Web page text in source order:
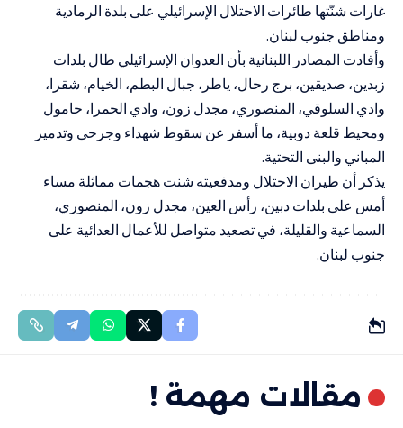
غارات شنّتها طائرات الاحتلال الإسرائيلي على بلدة الرمادية
ومناطق جنوب لبنان.
وأفادت المصادر اللبنانية بأن العدوان الإسرائيلي طال بلدات
زبدين، صديقين، برج رحال، ياطر، جبال البطم، الخيام، شقرا،
وادي السلوقي، المنصوري، مجدل زون، وادي الحمرا، حامول
ومحيط قلعة دوبية، ما أسفر عن سقوط شهداء وجرحى وتدمير
المباني والبنى التحتية.
يذكر أن طيران الاحتلال ومدفعيته شنت هجمات مماثلة مساء
أمس على بلدات دبين، رأس العين، مجدل زون، المنصوري،
السماعية والقليلة، في تصعيد متواصل للأعمال العدائية على
جنوب لبنان.
مقالات مهمة !